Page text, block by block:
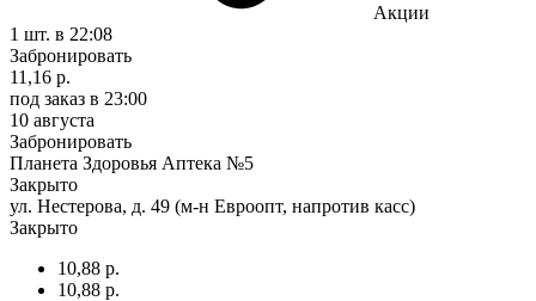
Акции
1 шт. в 22:08
Забронировать
11,16 р.
под заказ в 23:00
10 августа
Забронировать
Планета Здоровья Аптека №5
Закрыто
ул. Нестерова, д. 49 (м-н Евроопт, напротив касс)
Закрыто
10,88 р.
10,88 р.